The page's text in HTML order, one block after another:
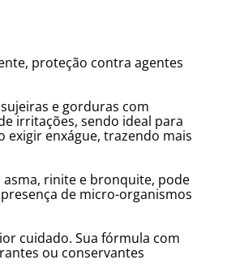
proteção contra agentes
e gorduras com
irritações, sendo ideal para
exigir enxágue, trazendo mais
asma, rinite e bronquite, pode
de micro-organismos
cuidado. Sua fórmula com
ou conservantes